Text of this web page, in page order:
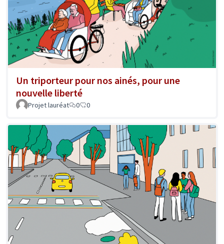
Un triporteur pour nos ainés, pour une
nouvelle liberté
Projet lauréat 0 0